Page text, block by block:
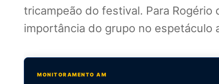
tricampeão do festival. Para
importância do grupo no espetáculo
MONITORAMENTO AM